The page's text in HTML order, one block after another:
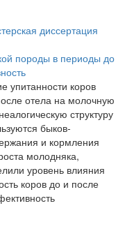
диссертация
породы в периоды до
упитанности коров
отела на молочную
структуру
быков-
и кормления
молодняка,
уровень влияния
коров до и после